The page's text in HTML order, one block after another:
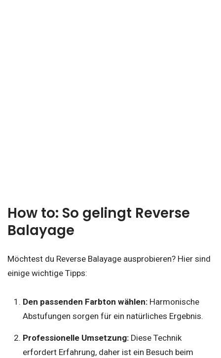
How to: So gelingt Reverse
Balayage
Möchtest du Reverse Balayage ausprobieren? Hier sind
einige wichtige Tipps:
Den passenden Farbton wählen:Harmonische
Abstufungen sorgen für ein natürliches Ergebnis.
Professionelle Umsetzung:Diese Technik
erfordert Erfahrung, daher ist ein Besuch beim